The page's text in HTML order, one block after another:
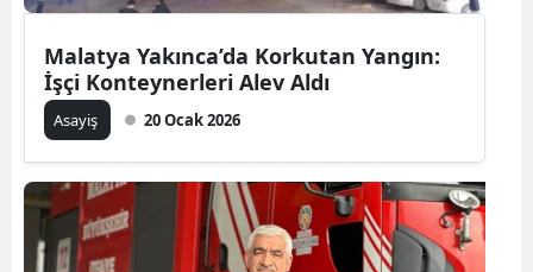
Malatya Yakınca’da Korkutan Yangın:
İşçi Konteynerleri Alev Aldı
Asayiş 20 Ocak 2026